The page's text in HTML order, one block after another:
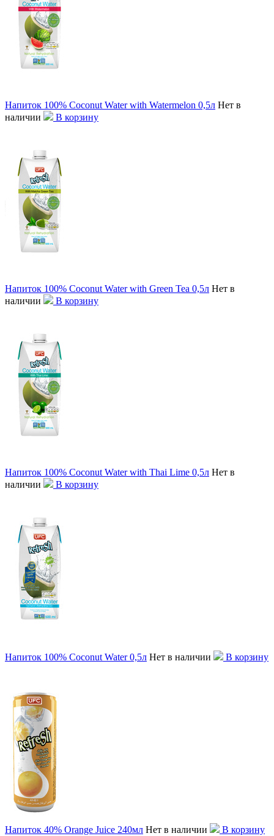
Напиток 100% Coconut Water with Watermelon 0,5л Нет в
наличии
В корзину
Напиток 100% Coconut Water with Green Tea 0,5л Нет в
наличии
В корзину
Напиток 100% Coconut Water with Thai Lime 0,5л Нет в
наличии
В корзину
Напиток 100% Coconut Water 0,5л Нет в наличии В корзину
Напиток 40% Orange Juice 240мл Нет в наличии В корзину